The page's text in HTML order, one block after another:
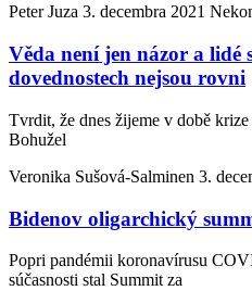
Peter Juza 3. decembra 2021
Věda není jen názor a lidé
dovednostech nejsou rovni
Tvrdit, že dnes žijeme v době
Bohužel
Veronika Sušová-Salminen 3.
Bidenov oligarchický
Popri pandémii koronavírusu
súčasnosti stal Summit za